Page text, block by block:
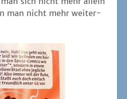
man nicht mehr wei­ter­